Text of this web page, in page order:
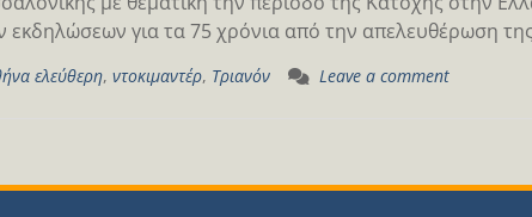
εκδηλώσεων για τα 75 χρόνια από την απελευθέρωση της
ελεύθερη, ντοκιμαντέρ, Τριανόν Leave a comment